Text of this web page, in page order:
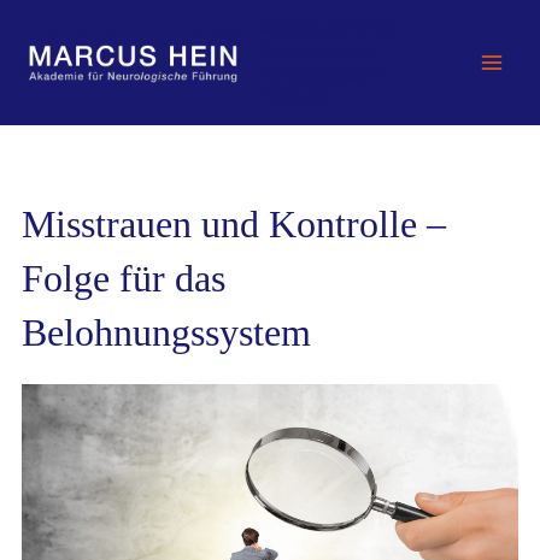
springen
Misstrauen und Kontrolle –
Folge für das
Belohnungssystem